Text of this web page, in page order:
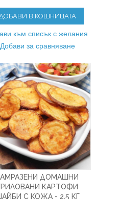
ДОБАВИ В КОШНИЦАТА
към списък с желания
Добави за сравняване
ДОМАШНИ
КАРТОФИ
С КОЖА - 2.5 КГ